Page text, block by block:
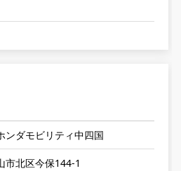
ンダモビリティ中四国
市北区今保144-1